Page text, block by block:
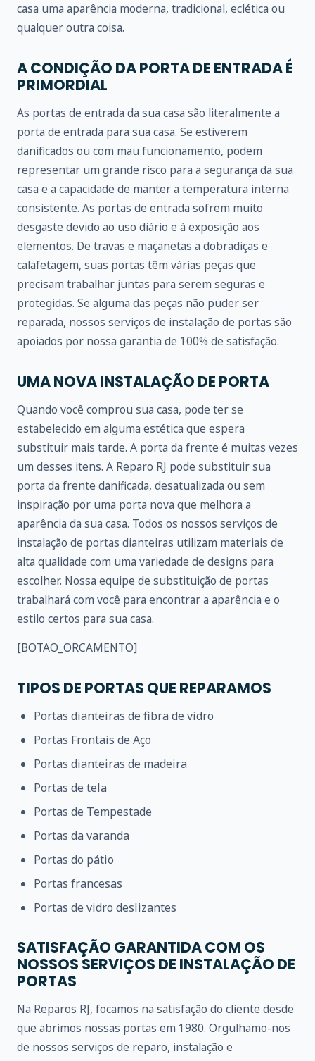
casa uma aparência moderna, tradicional, eclética ou
qualquer outra coisa.
A CONDIÇÃO DA PORTA DE ENTRADA É
PRIMORDIAL
As portas de entrada da sua casa são literalmente a
porta de entrada para sua casa. Se estiverem
danificados ou com mau funcionamento, podem
representar um grande risco para a segurança da sua
casa e a capacidade de manter a temperatura interna
consistente. As portas de entrada sofrem muito
desgaste devido ao uso diário e à exposição aos
elementos. De travas e maçanetas a dobradiças e
calafetagem, suas portas têm várias peças que
precisam trabalhar juntas para serem seguras e
protegidas. Se alguma das peças não puder ser
reparada, nossos serviços de instalação de portas são
apoiados por nossa garantia de 100% de satisfação.
UMA NOVA INSTALAÇÃO DE PORTA
Quando você comprou sua casa, pode ter se
estabelecido em alguma estética que espera
substituir mais tarde. A porta da frente é muitas vezes
um desses itens. A Reparo RJ pode substituir sua
porta da frente danificada, desatualizada ou sem
inspiração por uma porta nova que melhora a
aparência da sua casa. Todos os nossos serviços de
instalação de portas dianteiras utilizam materiais de
alta qualidade com uma variedade de designs para
escolher. Nossa equipe de substituição de portas
trabalhará com você para encontrar a aparência e o
estilo certos para sua casa.
[BOTAO_ORCAMENTO]
TIPOS DE PORTAS QUE REPARAMOS
Portas dianteiras de fibra de vidro
Portas Frontais de Aço
Portas dianteiras de madeira
Portas de tela
Portas de Tempestade
Portas da varanda
Portas do pátio
Portas francesas
Portas de vidro deslizantes
SATISFAÇÃO GARANTIDA COM OS
NOSSOS SERVIÇOS DE INSTALAÇÃO DE
PORTAS
Na Reparos RJ, focamos na satisfação do cliente desde
que abrimos nossas portas em 1980. Orgulhamo-nos
de nossos serviços de reparo, instalação e